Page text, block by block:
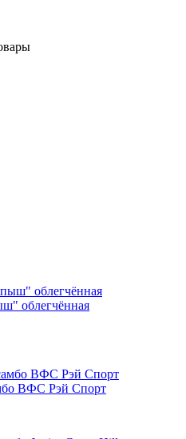
облегчённая
ВФС Рэй Спорт